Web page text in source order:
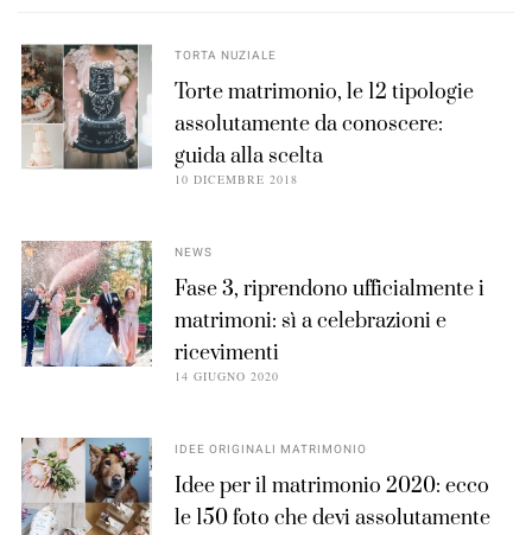
TORTA NUZIALE
Torte matrimonio, le 12 tipologie
assolutamente da conoscere:
guida alla scelta
10 DICEMBRE 2018
NEWS
Fase 3, riprendono ufficialmente i
matrimoni: sì a celebrazioni e
ricevimenti
14 GIUGNO 2020
IDEE ORIGINALI MATRIMONIO
Idee per il matrimonio 2020: ecco
le 150 foto che devi assolutamente